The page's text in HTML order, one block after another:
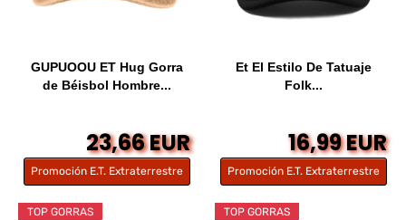
GUPUOOU ET Hug Gorra
de Béisbol Hombre...
23,66 EUR
Promoción E.T. Extraterrestre
Et El Estilo De Tatuaje
Folk...
16,99 EUR
Promoción E.T. Extraterrestre
TOP GORRAS TOP GORRAS